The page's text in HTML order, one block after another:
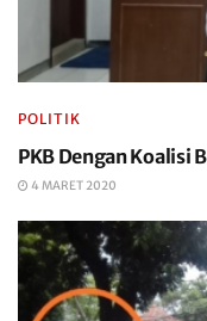
POLITIK
PKB Dengan Koalisi
4 MARET 2020